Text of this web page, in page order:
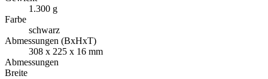
1.300 g
Farbe
schwarz
Abmessungen (BxHxT)
308 x 225 x 16 mm
Abmessungen
Breite